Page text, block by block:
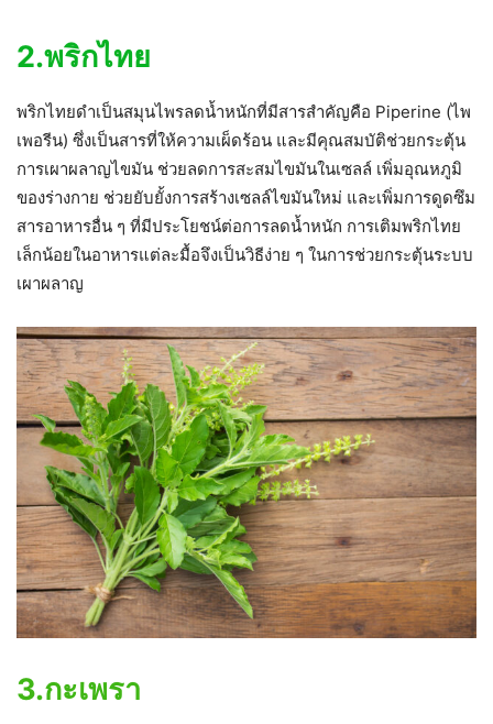
2.พริกไทย
พริกไทยดำเป็นสมุนไพรลดน้ำหนักที่มีสารสำคัญคือ Piperine (ไพ
เพอรีน) ซึ่งเป็นสารที่ให้ความเผ็ดร้อน และมีคุณสมบัติช่วยกระตุ้น
การเผาผลาญไขมัน ช่วยลดการสะสมไขมันในเซลล์ เพิ่มอุณหภูมิ
ของร่างกาย ช่วยยับยั้งการสร้างเซลล์ไขมันใหม่ และเพิ่มการดูดซึม
สารอาหารอื่น ๆ ที่มีประโยชน์ต่อการลดน้ำหนัก การเติมพริกไทย
เล็กน้อยในอาหารแต่ละมื้อจึงเป็นวิธีง่าย ๆ ในการช่วยกระตุ้นระบบ
เผาผลาญ
3.กะเพรา